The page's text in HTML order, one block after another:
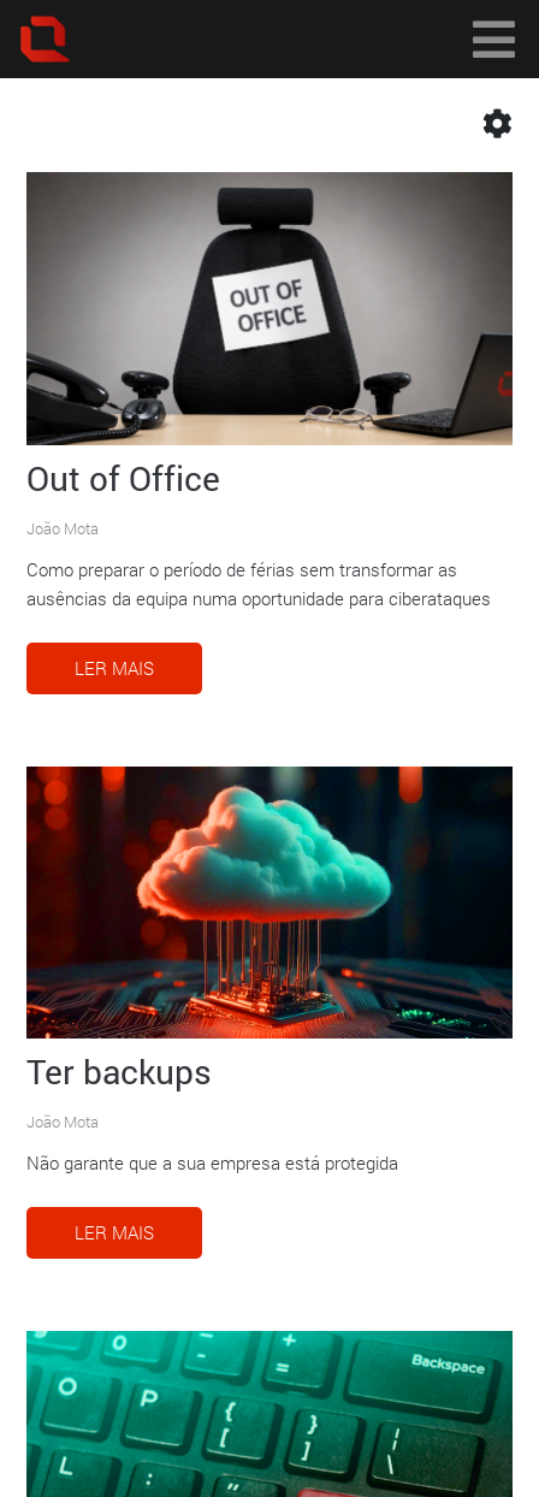
Out of Office
João Mota
Como preparar o período de férias sem transformar as
ausências da equipa numa oportunidade para ciberataques
LER MAIS
Ter backups
João Mota
Não garante que a sua empresa está protegida
LER MAIS